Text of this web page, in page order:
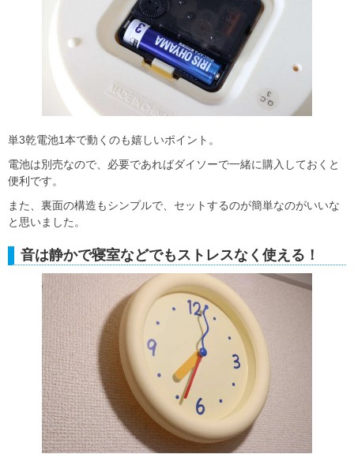
単3乾電池1本で動くのも嬉しいポイント。
電池は別売なので、必要であればダイソーで一緒に購入しておくと
便利です。
また、裏面の構造もシンプルで、セットするのが簡単なのがいいな
と思いました。
音は静かで寝室などでもストレスなく使える！